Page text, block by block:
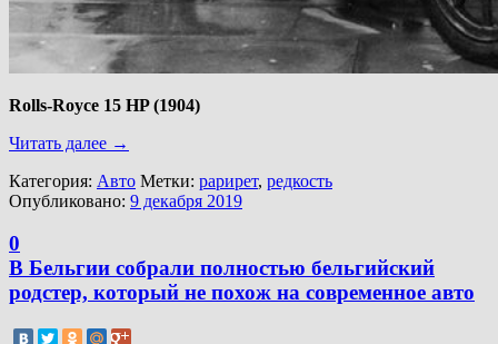
Rolls-Royce 15 HP (1904)
Читать далее →
Категория: Авто Метки: рарирет, редкость
Опубликовано: 9 декабря 2019
0
В Бельгии собрали полностью бельгийский
родстер, который не похож на современное авто